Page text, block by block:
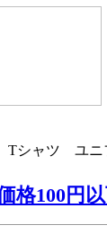
Tシャツ ユニ